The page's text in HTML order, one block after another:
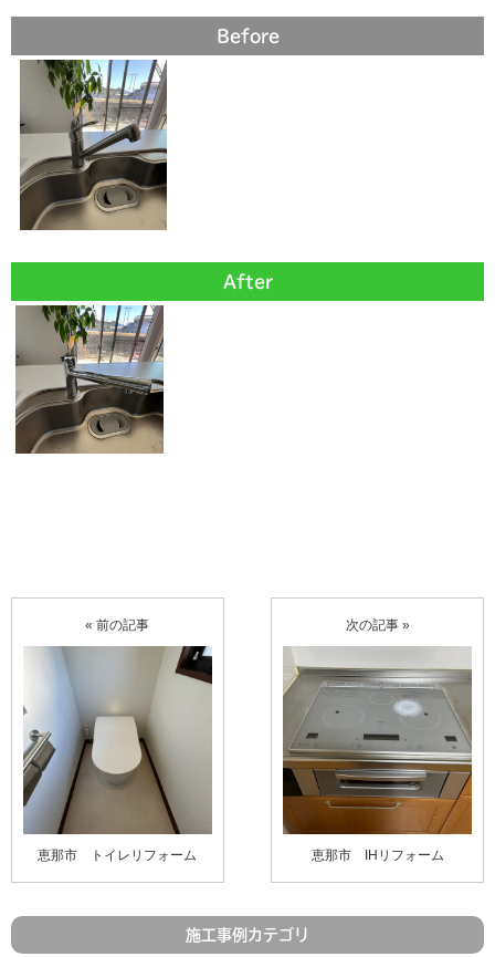
Before
After
« 前の記事
恵那市 トイレリフォーム
次の記事 »
恵那市 IHリフォーム
施工事例カテゴリ